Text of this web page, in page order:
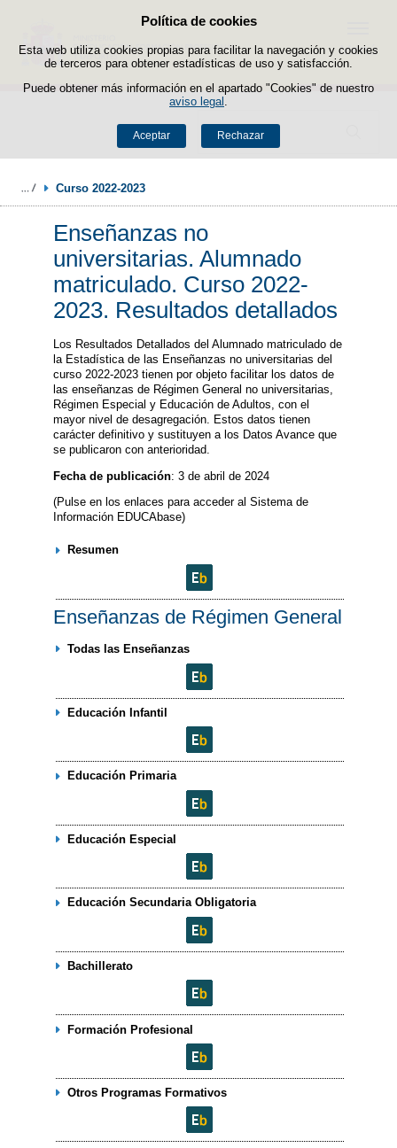
Política de cookies
Esta web utiliza cookies propias para facilitar la navegación y cookies
de terceros para obtener estadísticas de uso y satisfacción.
Puede obtener más información en el apartado "Cookies" de nuestro
aviso legal
Aceptar Rechazar
Saltar al contenido
Buscador
Menú
Curso 2022-2023
Enseñanzas no
universitarias. Alumnado
matriculado. Curso 2022-
2023. Resultados detallados
Los Resultados Detallados del Alumnado matriculado de
la Estadística de las Enseñanzas no universitarias del
curso 2022-2023 tienen por objeto facilitar los datos de
las enseñanzas de Régimen General no universitarias,
Régimen Especial y Educación de Adultos, con el
mayor nivel de desagregación. Estos datos tienen
carácter definitivo y sustituyen a los Datos Avance que
se publicaron con anterioridad.
Fecha de publicación: 3 de abril de 2024
(Pulse en los enlaces para acceder al Sistema de
Información EDUCAbase)
Resumen
Enseñanzas de Régimen General
Todas las Enseñanzas
Educación Infantil
Educación Primaria
Educación Especial
Educación Secundaria Obligatoria
Bachillerato
Formación Profesional
Otros Programas Formativos